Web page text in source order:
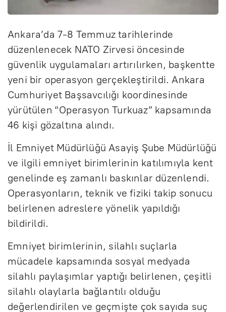
Ankara’da 7-8 Temmuz tarihlerinde
düzenlenecek NATO Zirvesi öncesinde
güvenlik uygulamaları artırılırken, başkentte
yeni bir operasyon gerçekleştirildi. Ankara
Cumhuriyet Başsavcılığı koordinesinde
yürütülen “Operasyon Turkuaz” kapsamında
46 kişi gözaltına alındı.
İl Emniyet Müdürlüğü Asayiş Şube Müdürlüğü
ve ilgili emniyet birimlerinin katılımıyla kent
genelinde eş zamanlı baskınlar düzenlendi.
Operasyonların, teknik ve fiziki takip sonucu
belirlenen adreslere yönelik yapıldığı
bildirildi.
Emniyet birimlerinin, silahlı suçlarla
mücadele kapsamında sosyal medyada
silahlı paylaşımlar yaptığı belirlenen, çeşitli
silahlı olaylarla bağlantılı olduğu
değerlendirilen ve geçmişte çok sayıda suç